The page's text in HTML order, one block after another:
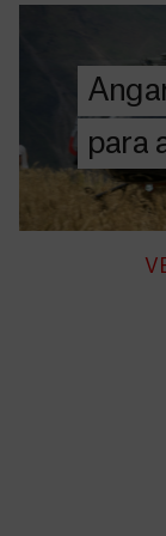
para
chegar
humanitária
DOE
AGORA